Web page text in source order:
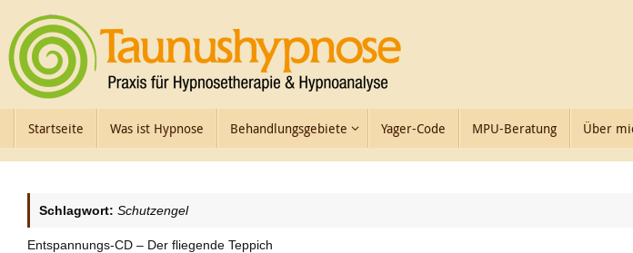
Inhalt
springen
InhaltStartseite Was ist Hypnose Behandlungsgebiete Yager-Code MPU-Beratung Über
Schlagwort: Schutzengel
Entspannungs-CD – Der fliegende Teppich